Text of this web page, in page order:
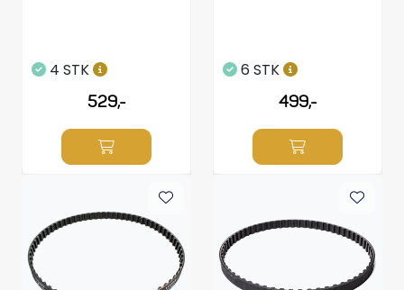
4 STK
529,-
6 STK
499,-